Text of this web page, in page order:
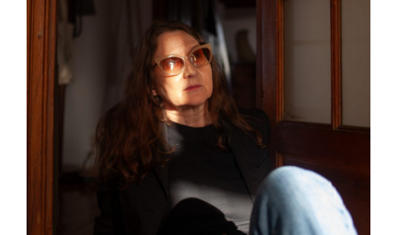
Arte
Policiales
Fotos
Clasificados